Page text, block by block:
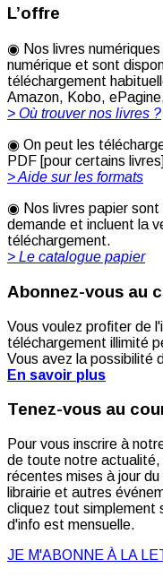
L’offre
◉ Nos livres
numérique et sont
téléchargement
Amazon, Kobo,
> Où trouver nos livres ?
◉ On peut les
PDF [pour certains
> Aide sur les formats
◉ Nos livres papier sont
demande et incluent la
téléchargement.
> Le catalogue papier
Abonnez-vous au
Vous voulez profiter de
téléchargement illimité
Vous avez la possibilité
En savoir plus
Tenez-vous au
Pour vous inscrire à
de toute notre actualité,
récentes mises à jour
librairie et autres
cliquez tout simplement
d'info est mensuelle.
JE M'ABONNE À LA